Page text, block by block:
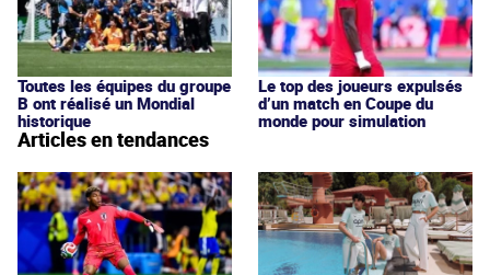
Toutes les équipes du groupe
B ont réalisé un Mondial
historique
Le top des joueurs expulsés
d’un match en Coupe du
monde pour simulation
Articles en tendances